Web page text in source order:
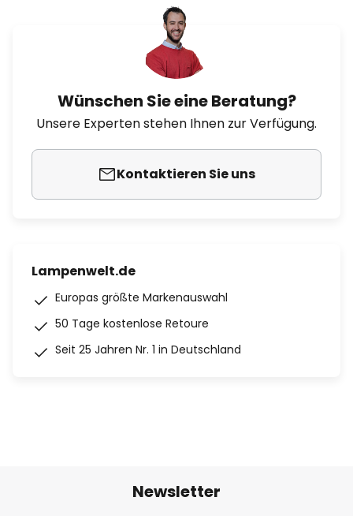
Wünschen Sie eine Beratung?
Unsere Experten stehen Ihnen zur Verfügung.
Kontaktieren Sie uns
Lampenwelt.de
Europas größte Markenauswahl
50 Tage kostenlose Retoure
Seit 25 Jahren Nr. 1 in Deutschland
Newsletter